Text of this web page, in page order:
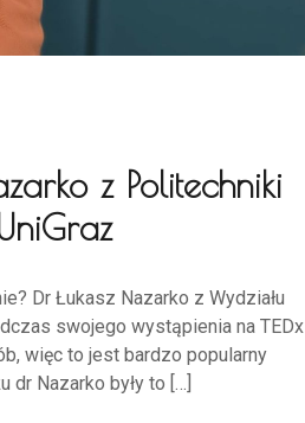
z Politechniki
Dr Łukasz Nazarko z Wydziału
swojego wystąpienia na TEDx
więc to jest bardzo popularny
Nazarko były to […]